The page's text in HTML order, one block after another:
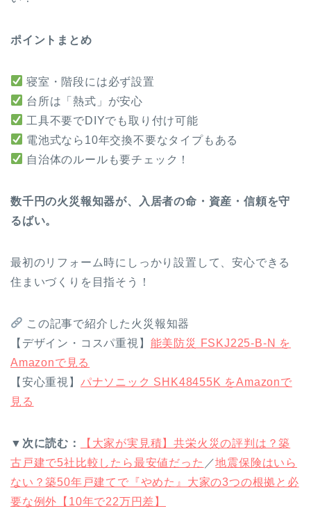
ポイントまとめ
寝室・階段には必ず設置
台所は「熱式」が安心
工具不要でDIYでも取り付け可能
電池式なら10年交換不要なタイプもある
自治体のルールも要チェック！
数千円の火災報知器が、入居者の命・資産・信頼を守
るばい。
最初のリフォーム時にしっかり設置して、安心できる
住まいづくりを目指そう！
この記事で紹介した火災報知器
【デザイン・コスパ重視】 能美防災 FSKJ225-B-N を
Amazonで見る
【安心重視】 パナソニック SHK48455K をAmazonで
見る
▼次に読む：
【大家が実見積】共栄火災の評判は？築
古戸建で5社比較したら最安値だった ／地震保険はいら
ない？築50年戸建てで『やめた』大家の3つの根拠と必
要な例外【10年で22万円差】